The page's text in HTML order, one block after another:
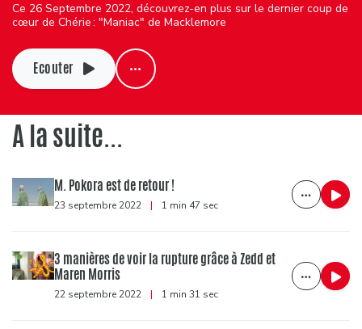
Ce 26 Septembre 2022, découvrez-en plus sur le dernier coup de
cœur de Chérie : "Maniac" de Macklemore
Ecouter
A la suite...
M. Pokora est de retour !
23 septembre 2022 | 1 min 47 sec
3 manières de voir la rupture grâce à Zedd et
Maren Morris
22 septembre 2022 | 1 min 31 sec